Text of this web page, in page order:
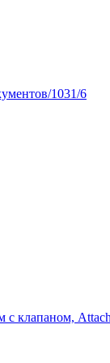
1031/6
клапаном,